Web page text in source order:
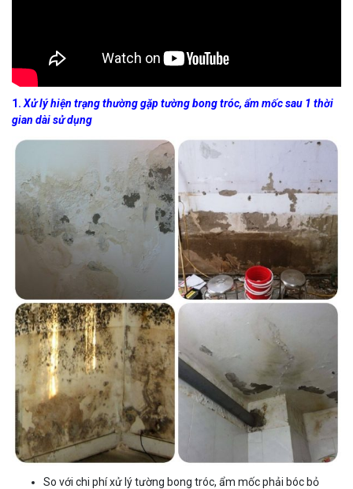
1. Xử lý hiện trạng thường gặp tường bong tróc, ẩm mốc sau 1 thời
gian dài sử dụng
So với chi phí xử lý tường bong tróc, ẩm mốc phải bóc bỏ